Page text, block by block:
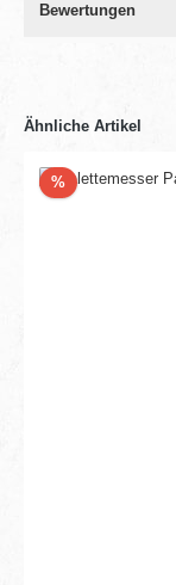
Bewertungen
Ähnliche Artikel
%Rabatt